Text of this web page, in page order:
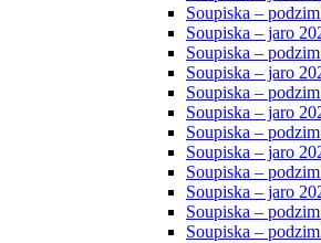
Soupiska –
Soupiska – jaro
Soupiska –
Soupiska – jaro
Soupiska –
Soupiska – jaro
Soupiska –
Soupiska – jaro
Soupiska –
Soupiska – jaro
Soupiska –
Soupiska –